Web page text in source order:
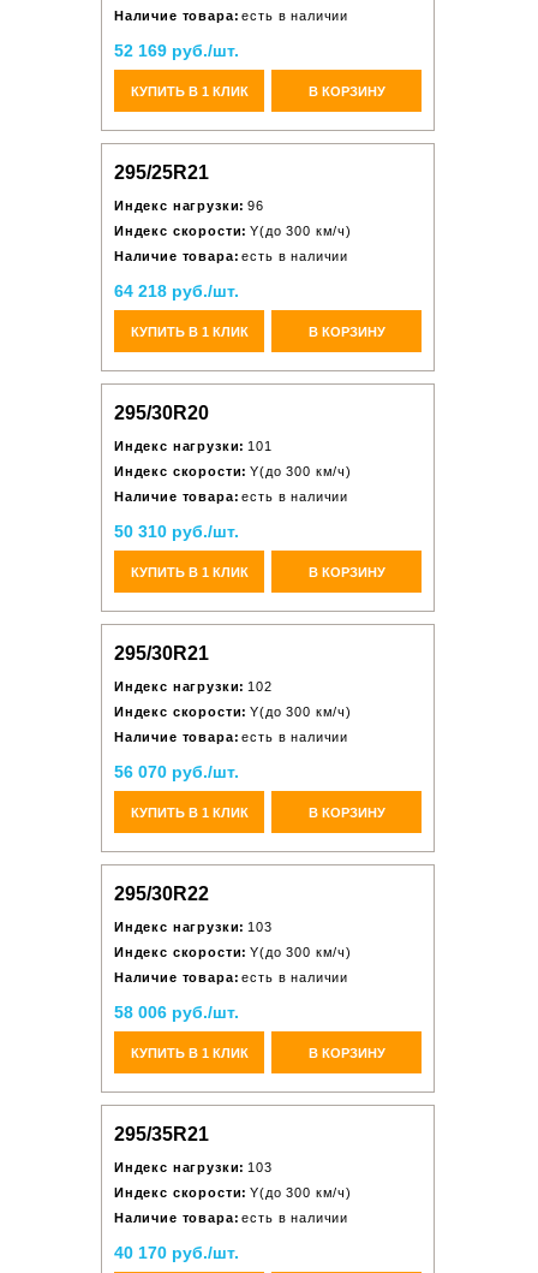
Наличие товара: есть в наличии
52 169 руб./шт.
КУПИТЬ В 1 КЛИК В КОРЗИНУ
295/25R21
Индекс нагрузки: 96
Индекс скорости: Y(до 300 км/ч)
Наличие товара: есть в наличии
64 218 руб./шт.
КУПИТЬ В 1 КЛИК В КОРЗИНУ
295/30R20
Индекс нагрузки: 101
Индекс скорости: Y(до 300 км/ч)
Наличие товара: есть в наличии
50 310 руб./шт.
КУПИТЬ В 1 КЛИК В КОРЗИНУ
295/30R21
Индекс нагрузки: 102
Индекс скорости: Y(до 300 км/ч)
Наличие товара: есть в наличии
56 070 руб./шт.
КУПИТЬ В 1 КЛИК В КОРЗИНУ
295/30R22
Индекс нагрузки: 103
Индекс скорости: Y(до 300 км/ч)
Наличие товара: есть в наличии
58 006 руб./шт.
КУПИТЬ В 1 КЛИК В КОРЗИНУ
295/35R21
Индекс нагрузки: 103
Индекс скорости: Y(до 300 км/ч)
Наличие товара: есть в наличии
40 170 руб./шт.